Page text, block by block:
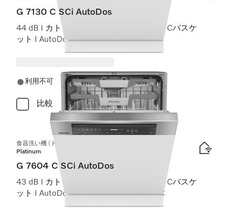
G 7130 C SCi AutoDos
44 dB I カトラリートレイ I ExtraComfort Cバスケ
ット I AutoDos I Miele@home
利用不可
比較
食器洗い機 (ドア材取付専用タイプ)
Platinum
G 7604 C SCi AutoDos
43 dB I カトラリートレイ I ExtraComfort Cバスケ
ット I AutoDos I 高温洗浄・すすぎ 75 °C